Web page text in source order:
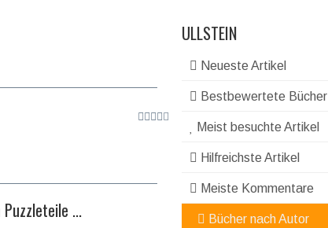
ULLSTEIN
Neueste Artikel
Bestbewertete Bücher
Meist besuchte Artikel
Hilfreichste Artikel
Meiste Kommentare
Bücher nach Autor
...